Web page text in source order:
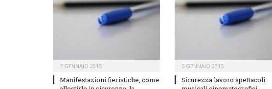
7 GENNAIO 2015
Manifestazioni fieristiche, come
5 GENNAIO 2015
Sicurezza lavoro spettacoli